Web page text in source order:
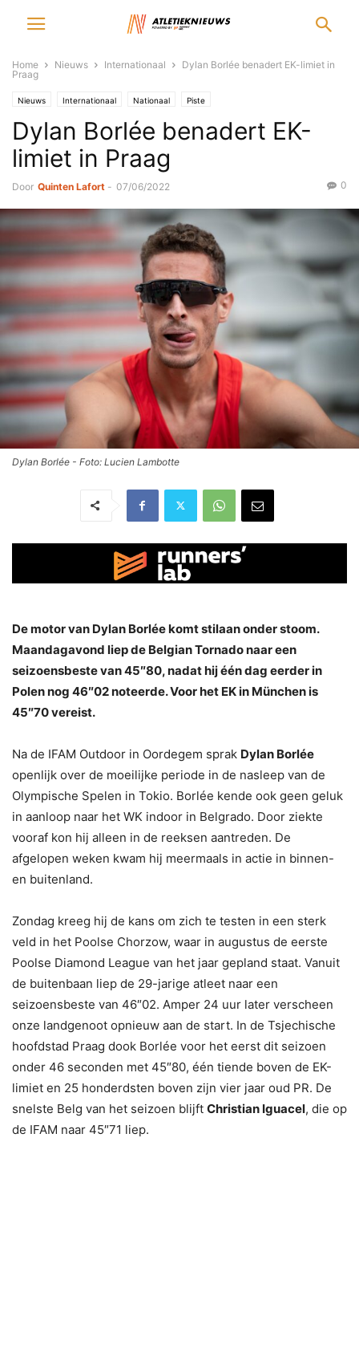
Home Nieuws Internationaal
Dylan Borlée benadert EK-limiet in
Praag
Nieuws Internationaal Nationaal Piste
Dylan Borlée benadert EK-
limiet in Praag
Door Quinten Lafort - 07/06/2022 0
Dylan Borlée - Foto: Lucien Lambotte
De motor van Dylan Borlée komt stilaan onder stoom.
Maandagavond liep de Belgian Tornado naar een
seizoensbeste van 45″80, nadat hij één dag eerder in
Polen nog 46″02 noteerde. Voor het EK in München is
45″70 vereist.
Na de IFAM Outdoor in Oordegem sprak Dylan Borlée
openlijk over de moeilijke periode in de nasleep van de
Olympische Spelen in Tokio. Borlée kende ook geen geluk
in aanloop naar het WK indoor in Belgrado. Door ziekte
vooraf kon hij alleen in de reeksen aantreden. De
afgelopen weken kwam hij meermaals in actie in binnen-
en buitenland.
Zondag kreeg hij de kans om zich te testen in een sterk
veld in het Poolse Chorzow, waar in augustus de eerste
Poolse Diamond League van het jaar gepland staat. Vanuit
de buitenbaan liep de 29-jarige atleet naar een
seizoensbeste van 46″02. Amper 24 uur later verscheen
onze landgenoot opnieuw aan de start. In de Tsjechische
hoofdstad Praag dook Borlée voor het eerst dit seizoen
onder 46 seconden met 45″80, één tiende boven de EK-
limiet en 25 honderdsten boven zijn vier jaar oud PR. De
snelste Belg van het seizoen blijft Christian Iguacel, die op
de IFAM naar 45″71 liep.